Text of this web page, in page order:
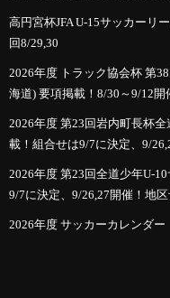
高円宮杯JFA U-15サッカーリ
回8/29,30
2026年度 トラック協会杯 第
海道) 要項掲載！8/30～9/12
2026年度 第23回岩内町長杯
載！組合せは9/7に決定、9/
2026年度 第23回全道少年U-
9/7に決定、9/26,27開催！地
2026年度 サッカーカレンダ